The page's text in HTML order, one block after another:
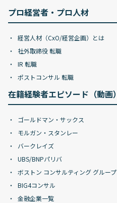
プロ経営者・プロ人材
経営人材（CxO/経営企画）とは
社外取締役 転職
IR 転職
ポストコンサル 転職
在籍経験者エピソード（動画）
ゴールドマン・サックス
モルガン・スタンレー
バークレイズ
UBS/BNPパリバ
ボストン コンサルティング グループ
BIG4コンサル
金融企業一覧